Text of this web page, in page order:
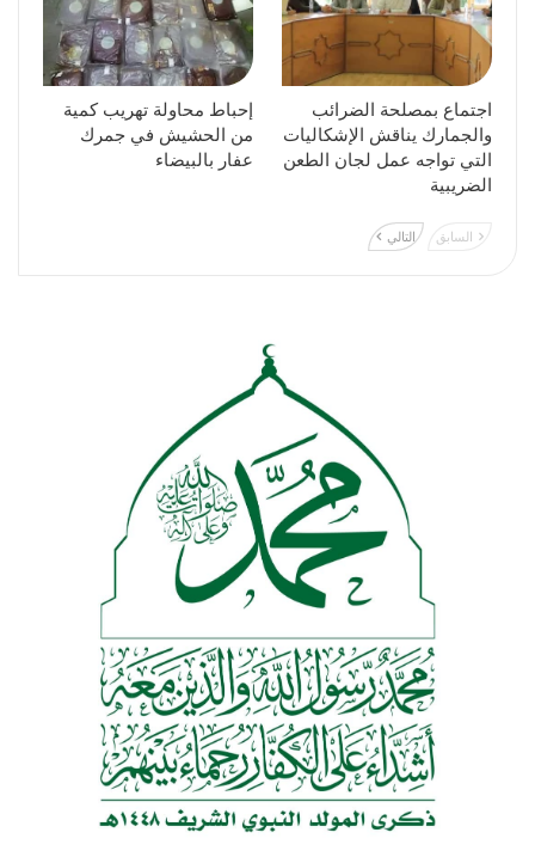
اجتماع بمصلحة الضرائب
والجمارك يناقش الإشكاليات
التي تواجه عمل لجان الطعن
الضريبية
إحباط محاولة تهريب كمية
من الحشيش في جمرك
عفار بالبيضاء
السابق التالي